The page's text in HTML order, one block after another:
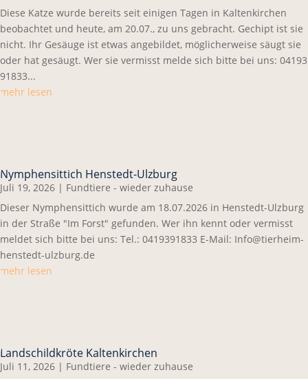
Diese Katze wurde bereits seit einigen Tagen in Kaltenkirchen
beobachtet und heute, am 20.07., zu uns gebracht. Gechipt ist sie
nicht. Ihr Gesäuge ist etwas angebildet, möglicherweise säugt sie
oder hat gesäugt. Wer sie vermisst melde sich bitte bei uns: 04193
91833...
mehr lesen
Nymphensittich Henstedt-Ulzburg
Juli 19, 2026 | Fundtiere - wieder zuhause
Dieser Nymphensittich wurde am 18.07.2026 in Henstedt-Ulzburg
in der Straße "Im Forst" gefunden. Wer ihn kennt oder vermisst
meldet sich bitte bei uns: Tel.: 0419391833 E-Mail: Info@tierheim-
henstedt-ulzburg.de
mehr lesen
Landschildkröte Kaltenkirchen
Juli 11, 2026 | Fundtiere - wieder zuhause